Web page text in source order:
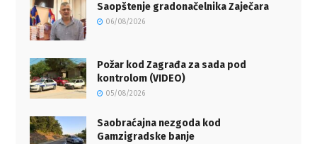
Saopštenje gradonačelnika Zaječara
06/08/2026
Požar kod Zagrađa za sada pod
kontrolom (VIDEO)
05/08/2026
Saobraćajna nezgoda kod
Gamzigradske banje